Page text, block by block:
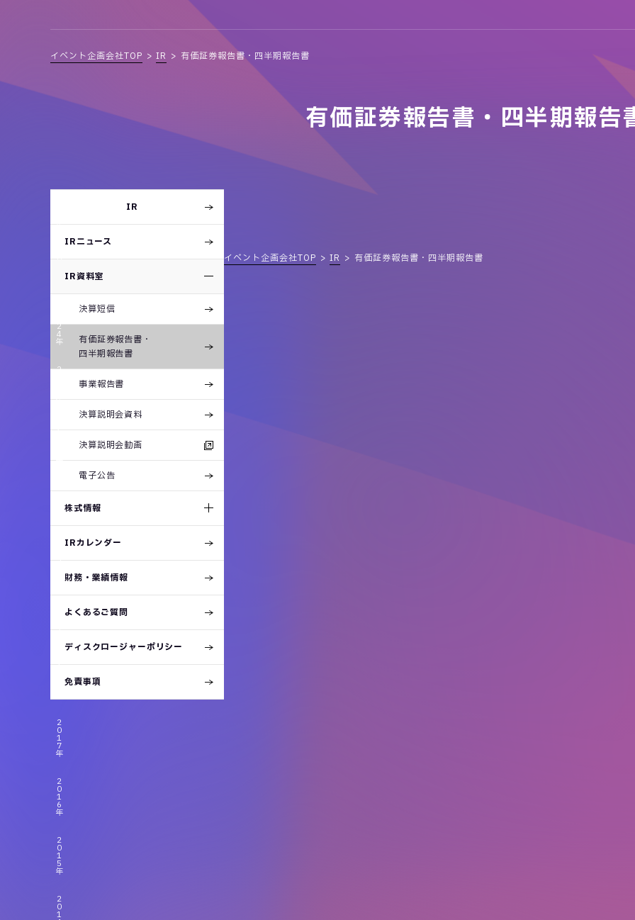
イベント企画会社TOP IR 有価証券報告書・四半期報告書
有価証券報告書 ・ 四半期報告
2
年
0
2
4
年
2
年
2
年
0
2
9
2
2
0
1
7
年
2
0
1
6
年
2
0
1
5
年
2
0
1
IR
IRニュース
IR資料室
決算短信
有価証券報告書・
四半期報告書
事業報告書
決算説明会資料
決算説明会動画
電子公告
株式情報
IRカレンダー
財務・業績情報
よくあるご質問
ディスクロージャーポリシー
免責事項
イベント企画会社TOP IR 有価証券報告書・四半期報告書